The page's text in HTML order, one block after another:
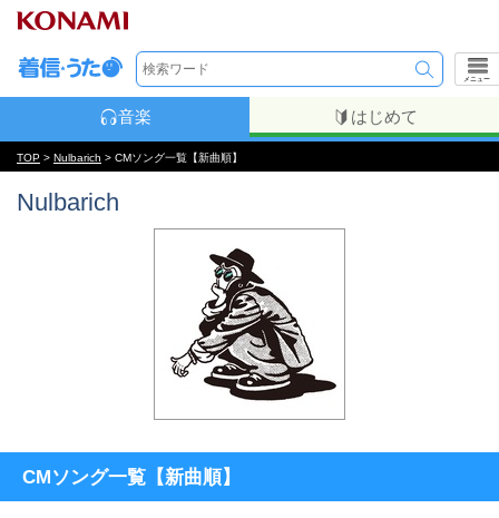
メニュー
音楽 はじめて
TOP > Nulbarich > CMソング一覧【新曲順】
Nulbarich
CMソング一覧【新曲順】